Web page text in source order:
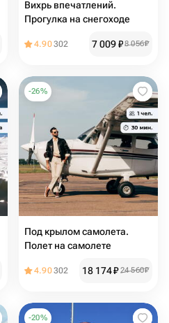
Вихрь впечатлений.
Прогулка на снегоходе
4.90302 7 009₽8 056₽
-26%
Под крылом самолета.
Полет на самолете
4.90302 18 174₽ 24 560₽
-20%